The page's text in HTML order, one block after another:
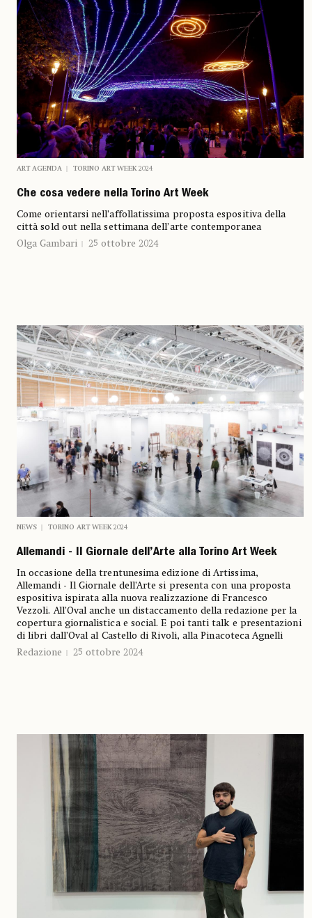
ART AGENDA TORINO ART WEEK 2024
Che cosa vedere nella Torino Art Week
Come orientarsi nell’affollatissima proposta espositiva della
città sold out nella settimana dell’arte contemporanea
Olga Gambari
25 ottobre 2024
NEWS TORINO ART WEEK 2024
Allemandi - Il Giornale dell’Arte alla Torino Art Week
In occasione della trentunesima edizione di Artissima,
Allemandi - Il Giornale dell’Arte si presenta con una proposta
espositiva ispirata alla nuova realizzazione di Francesco
Vezzoli. All’Oval anche un distaccamento della redazione per la
copertura giornalistica e social. E poi tanti talk e presentazioni
di libri dall’Oval al Castello di Rivoli, alla Pinacoteca Agnelli
Redazione
25 ottobre 2024